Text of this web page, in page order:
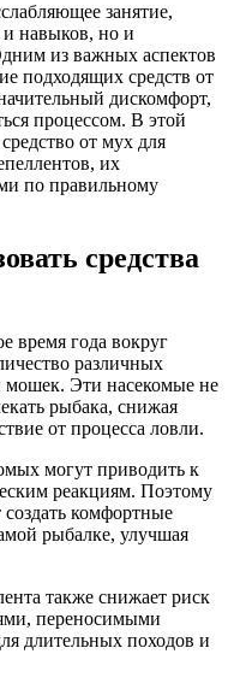
занятие,
и навыков, но и
из важных аспектов
подходящих средств от
дискомфорт,
процессом. В этой
от мух для
их
по правильному
средства
время года вокруг
различных
мошек. Эти насекомые не
рыбака, снижая
от процесса ловли.
могут приводить к
реакциям. Поэтому
комфортные
рыбалке, улучшая
также снижает риск
переносимыми
длительных походов и